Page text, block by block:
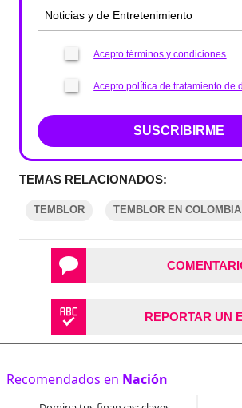
Acepto términos y condiciones
Acepto política de tratamiento de
SUSCRIBIRME
TEMAS RELACIONADOS:
TEMBLOR TEMBLOR EN COLOMBIA
REPORTAR UN
Recomendados en Nación